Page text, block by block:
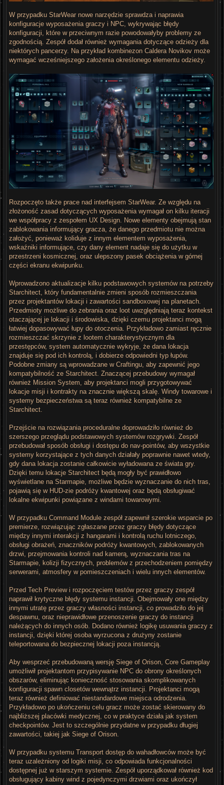
W przypadku StarWear nowe narzędzie sprawdza i naprawia
konfiguracje wyposażenia graczy i NPC, wykrywając błędy
konfiguracji, które w przeciwnym razie powodowałyby problemy ze
zgodnością. Zespół dodał również wymagania dotyczące odzieży dla
niektórych pancerzy. Na przykład kombinezon Caldera Novikov może
wymagać wcześniejszego założenia określonego elementu odzieży.
Rozpoczęto także prace nad interfejsem StarWear. Ze względu na
złożoność zasad dotyczących wyposażenia wymagał on kilku iteracji
we współpracy z zespołem UX Design. Nowe elementy obejmują stan
zablokowania informujący gracza, że danego przedmiotu nie można
założyć, ponieważ koliduje z innym elementem wyposażenia,
wskaźniki informujące, czy dany element nadaje się do użytku w
przestrzeni kosmicznej, oraz ulepszony pasek obciążenia w górnej
części ekranu ekwipunku.
Wprowadzono aktualizacje kilku podstawowych systemów na potrzeby
Starchitect, który fundamentalnie zmieni sposób rozmieszczania
przez projektantów lokacji i zawartości sandboxowej na planetach.
Przedmioty możliwe do zebrania oraz loot uwzględniają teraz kontekst
otaczającej je lokacji i środowiska, dzięki czemu projektanci mogą
łatwiej dopasowywać łupy do otoczenia. Przykładowo zamiast ręcznie
rozmieszczać skrzynie z lootem charakterystycznym dla
przestępców, system automatycznie wykryje, że dana lokacja
znajduje się pod ich kontrolą, i dobierze odpowiedni typ łupów.
Podobne zmiany są wprowadzane w Craftingu, aby zapewnić jego
kompatybilność ze Starchitect. Znaczącej przebudowy wymagał
również Mission System, aby projektanci mogli przygotowywać
lokacje misji i kontrakty na znacznie większą skalę. Windy towarowe i
systemy bezpieczeństwa są teraz również kompatybilne ze
Starchitect.
Przejście na rozwiązania proceduralne doprowadziło również do
szerszego przeglądu podstawowych systemów rozgrywki. Zespół
przebudował sposób obsługi i dostępu do nav-pointów, aby wszystkie
systemy korzystające z tych danych działały poprawnie nawet wtedy,
gdy dana lokacja zostanie całkowicie wyładowana ze świata gry.
Dzięki temu lokacje Starchitect będą mogły być prawidłowo
wyświetlane na Starmapie, możliwe będzie wyznaczanie do nich tras,
pojawią się w HUD-zie podróży kwantowej oraz będą obsługiwać
lokalne ekwipunki powiązane z windami towarowymi.
W przypadku Command Module zespół zapewnił szerokie wsparcie po
premierze, rozwiązując zgłaszane przez graczy błędy dotyczące
między innymi interakcji z hangarami i kontrolą ruchu lotniczego,
obsługi obrażeń, znaczników podróży kwantowych, zablokowanych
drzwi, przejmowania kontroli nad kamerą, wyznaczania tras na
Starmapie, kolizji fizycznych, problemów z przechodzeniem pomiędzy
serwerami, atmosfery w pomieszczeniach i wielu innych elementów.
Przed Tech Preview i rozpoczęciem testów przez graczy zespół
naprawił krytyczne błędy systemu instancji. Obejmowały one między
innymi utratę przez graczy własności instancji, co prowadziło do jej
despawnu, oraz nieprawidłowe przenoszenie graczy do instancji
należących do innych osób. Dodano również logikę usuwania graczy z
instancji, dzięki której osoba wyrzucona z drużyny zostanie
teleportowana do bezpiecznej lokacji poza instancją.
Aby wesprzeć przebudowaną wersję Siege of Orison, Core Gameplay
umożliwił projektantom przypisywanie NPC do obrony określonych
obszarów, eliminując konieczność stosowania skomplikowanych
konfiguracji spawn closetów wewnątrz instancji. Projektanci mogą
teraz również definiować niestandardowe miejsca odrodzenia.
Przykładowo po ukończeniu celu gracz może zostać skierowany do
najbliższej placówki medycznej, co w praktyce działa jak system
checkpointów. Jest to szczególnie przydatne w przypadku długiej
zawartości, takiej jak Siege of Orison.
W przypadku systemu Transport dostęp do wahadłowców może być
teraz uzależniony od logiki misji, co odpowiada funkcjonalności
dostępnej już w starszym systemie. Zespół uporządkował również kod
obsługujący kabiny wind z pojedynczymi drzwiami oraz ukończył